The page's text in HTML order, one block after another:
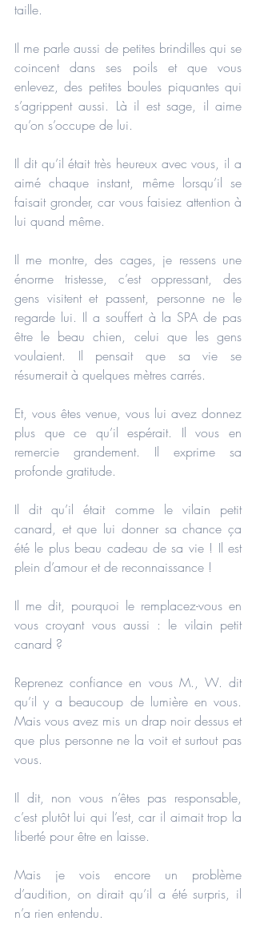
taille.
Il me parle aussi de petites brindilles qui se
coincent dans ses poils et que vous
enlevez, des petites boules piquantes qui
s’agrippent aussi. Là il est sage, il aime
qu’on s’occupe de lui.
Il dit qu’il était très heureux avec vous, il a
aimé chaque instant, même lorsqu’il se
faisait gronder, car vous faisiez attention à
lui quand même.
Il me montre, des cages, je ressens une
énorme tristesse, c’est oppressant, des
gens visitent et passent, personne ne le
regarde lui. Il a souffert à la SPA de pas
être le beau chien, celui que les gens
voulaient. Il pensait que sa vie se
résumerait à quelques mètres carrés.
Et, vous êtes venue, vous lui avez donnez
plus que ce qu’il espérait. Il vous en
remercie grandement. Il exprime sa
profonde gratitude.
Il dit qu’il était comme le vilain petit
canard, et que lui donner sa chance ça
été le plus beau cadeau de sa vie ! Il est
plein d’amour et de reconnaissance !
Il me dit, pourquoi le remplacez-vous en
vous croyant vous aussi : le vilain petit
canard ?
Reprenez confiance en vous M., W. dit
qu’il y a beaucoup de lumière en vous.
Mais vous avez mis un drap noir dessus et
que plus personne ne la voit et surtout pas
vous.
Il dit, non vous n’êtes pas responsable,
c’est plutôt lui qui l’est, car il aimait trop la
liberté pour être en laisse.
Mais je vois encore un problème
d’audition, on dirait qu’il a été surpris, il
n’a rien entendu.